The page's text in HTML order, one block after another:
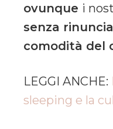
ovunque i
senza
comodità del
LEGGI ANCHE:
sleeping e la